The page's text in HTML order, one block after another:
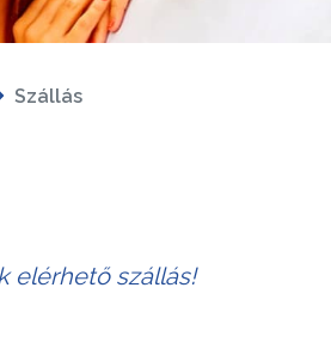
Szállás
elérhető szállás!